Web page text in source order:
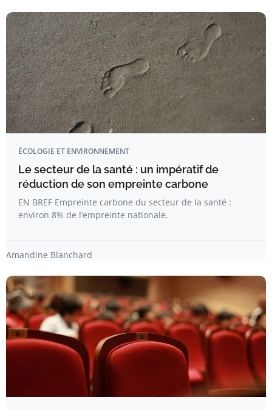
ÉCOLOGIE ET ENVIRONNEMENT
Le secteur de la santé : un impératif de
réduction de son empreinte carbone
EN BREF Empreinte carbone du secteur de la santé :
environ 8% de l’empreinte nationale.
Amandine Blanchard